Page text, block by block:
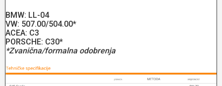
BMW: LL-04
VW: 507.00/504.00*
ACEA: C3
PORSCHE: C30*
*Zvanična/formalna odobrenja